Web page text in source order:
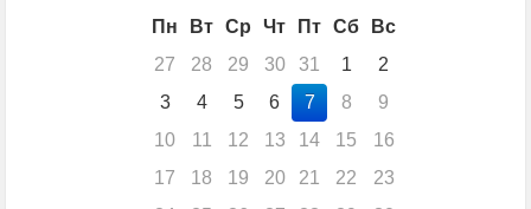
Пн
Вт Ср Чт Пт Сб
Вс
27
28 29 30 31 1
2
3
4 5 6 7 8
9
10
11 12 13 14 15
16
17
18 19 20 21 22
23